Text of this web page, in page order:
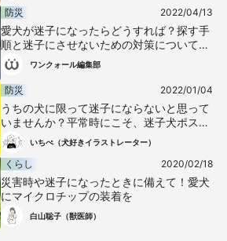
防災 2022/04/13
愛犬が迷子になったらどうすれば？探す手
順と迷子にさせないための対策について解
説【獣医師監修】
ワンクォール編集部
防災 2022/01/04
うちの犬に限って迷子にならないと思って
いませんか？平常時にこそ、迷子犬ポスタ
ーを準備して！【テンプレート無料配布】
いちぺ（犬好きイラストレーター）
くらし 2020/02/18
災害時や迷子になったときに備えて！愛犬
にマイクロチップの装着を
白山聡子（獣医師）